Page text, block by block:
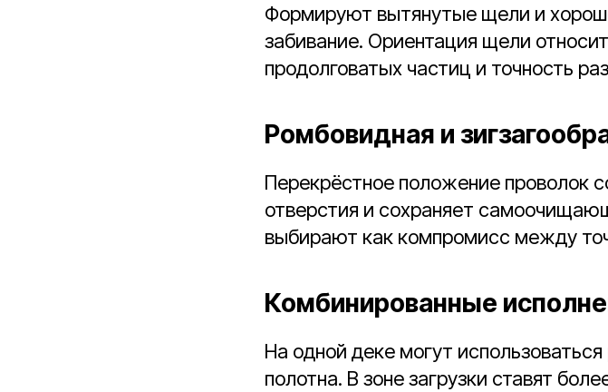
Формируют вытянутые щели и
забивание. Ориентация щели
продолговатых частиц и точность
Ромбовидная и
Перекрёстное положение проволок
отверстия и сохраняет
выбирают как компромисс между
Комбинированные
На одной деке могут
полотна. В зоне загрузки ставят